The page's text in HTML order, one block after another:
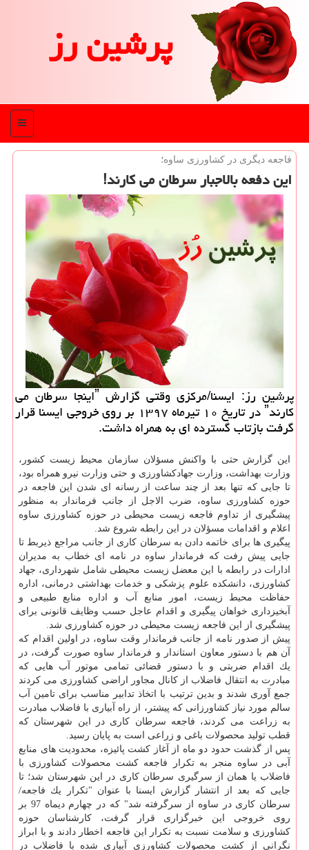
پرشین رز
منو
فاجعه دیگری در كشاورزی ساوه؛
این دفعه بالاجبار سرطان می كارند!
پرشین رز: ایسنا/مركزی وقتی گزارش ˮاینجا سرطان می
كارندˮ در تاریخ ۱۰ تیرماه ۱۳۹۷ بر روی خروجی ایسنا قرار
گرفت بازتاب گسترده ای به همراه داشت.
این گزارش حتی با واكنش مسؤلان سازمان محیط زیست كشور،
وزارت بهداشت، وزارت جهادكشاورزی و حتی وزارت نیرو همراه بود،
تا جایی كه تنها بعد از چند ساعت از رسانه ای شدن این فاجعه در
حوزه كشاورزی ساوه، ضرب الاجل از جانب فرماندار به منظور
پیشگیری از تداوم فاجعه زیست محیطی در حوزه كشاورزی ساوه
اعلام و اقدامات مسؤلان در این رابطه شروع شد.
پیگیری ها برای خاتمه دادن به سرطان كاری از جانب مراجع ذیربط تا
جایی پیش رفت كه فرماندار ساوه در نامه ای خطاب به مدیران
ادارات در رابطه با این معضل زیست محیطی شامل شهرداری، جهاد
كشاورزی، دانشكده علوم پزشكی و خدمات بهداشتی درمانی، اداره
حفاظت محیط زیست، امور منابع آب و اداره منابع طبیعی و
آبخیزداری خواهان پیگیری و اقدام عاجل حسب وظایف قانونی برای
پیشگیری از این فاجعه زیست محیطی در حوزه كشاورزی شد.
پیش از صدور نامه از جانب فرماندار وقت ساوه، در اولین اقدام كه
آن هم با دستور معاون استاندار و فرماندار ساوه صورت گرفت، در
یك اقدام ضربتی و با دستور قضائی تمامی موتور آب هایی كه
مبادرت به انتقال فاضلاب از كانال مجاور اراضی كشاورزی می كردند
جمع آوری شدند و بدین ترتیب با اتخاذ تدابیر مناسب برای تامین آب
سالم مورد نیاز كشاورزانی كه پیشتر، از راه آبیاری با فاضلاب مبادرت
به زراعت می كردند، فاجعه سرطان كاری در این شهرستان كه
قطب تولید محصولات باغی و زراعی است به پایان رسید.
پس از گذشت حدود دو ماه از آغاز كشت پائیزه، محدودیت های منابع
آبی در ساوه منجر به تكرار فاجعه كشت محصولات كشاورزی با
فاضلاب یا همان از سرگیری سرطان كاری در این شهرستان شد؛ تا
جایی كه بعد از انتشار گزارش ایسنا با عنوان "تكرار یك فاجعه/
سرطان كاری در ساوه از سرگرفته شد" كه در چهارم دیماه 97 بر
روی خروجی این خبرگزاری قرار گرفت، كارشناسان حوزه
كشاورزی و سلامت نسبت به تكرار این فاجعه اخطار دادند و با ابراز
نگرانی از كشت محصولات كشاورزی آبیاری شده با فاضلاب در